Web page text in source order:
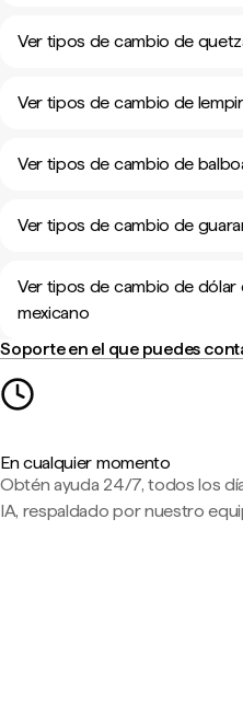
Ver tipos de cambio de
Ver tipos de cambio de
Ver tipos de cambio de
Ver tipos de cambio de
Ver tipos de cambio de dólar
mexicano
Soporte en el que puedes
En cualquier momento
Obtén ayuda 24/7, todos los
IA, respaldado por nuestro